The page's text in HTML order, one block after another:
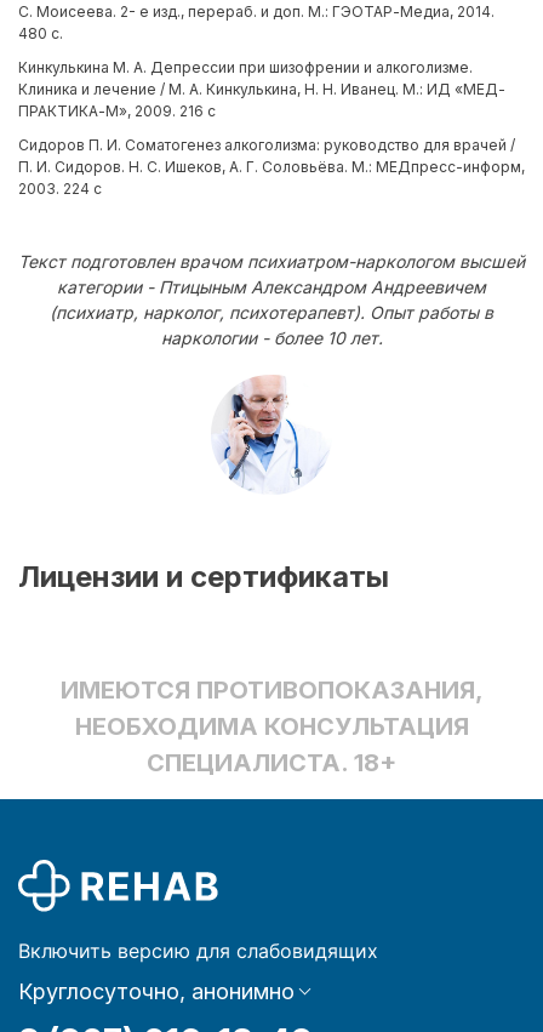
С. Моисеева. 2- е изд., перераб. и доп. М.: ГЭОТАР-Медиа, 2014.
480 с.
Кинкулькина М. А. Депрессии при шизофрении и алкоголизме.
Клиника и лечение / М. А. Кинкулькина, Н. Н. Иванец. М.: ИД «МЕД-
ПРАКТИКА-М», 2009. 216 с
Сидоров П. И. Соматогенез алкоголизма: руководство для врачей /
П. И. Сидоров. Н. С. Ишеков, А. Г. Соловьёва. М.: МЕДпресс-информ,
2003. 224 с
Текст подготовлен врачом психиатром-наркологом высшей
категории - Птицыным Александром Андреевичем
(психиатр, нарколог, психотерапевт). Опыт работы в
наркологии - более 10 лет.
Лицензии и сертификаты
ИМЕЮТСЯ ПРОТИВОПОКАЗАНИЯ,
НЕОБХОДИМА КОНСУЛЬТАЦИЯ
СПЕЦИАЛИСТА. 18+
Включить версию для слабовидящих
Круглосуточно, анонимно